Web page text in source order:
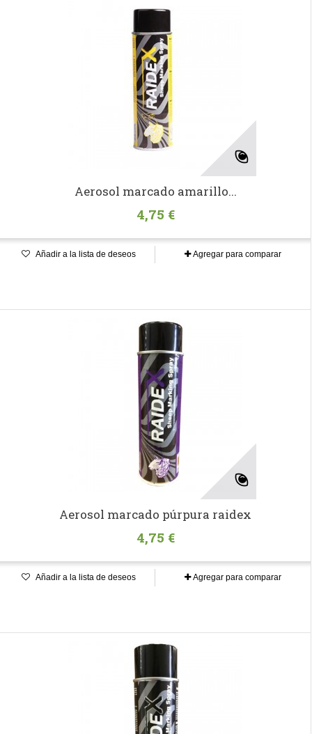
Aerosol marcado amarillo...
4,75 €
Añadir a la lista de deseos Agregar para comparar
Aerosol marcado púrpura raidex
4,75 €
Añadir a la lista de deseos Agregar para comparar